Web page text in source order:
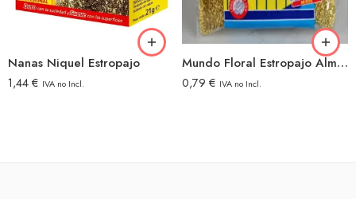
Nanas Niquel Estropajo
1,44€ IVA no Incl.
Mundo Floral Estropajo Almohadilla Oro/plata
0,79 € IVA no Incl.